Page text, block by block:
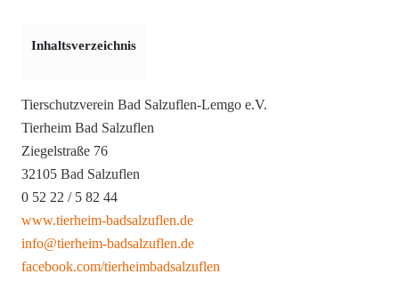
Inhaltsverzeichnis
Tierschutzverein Bad Salzuflen-Lemgo e.V.
Tierheim Bad Salzuflen
Ziegelstraße 76
32105 Bad Salzuflen
0 52 22 / 5 82 44
www.tierheim-badsalzuflen.de
info@tierheim-badsalzuflen.de
facebook.com/tierheimbadsalzuflen